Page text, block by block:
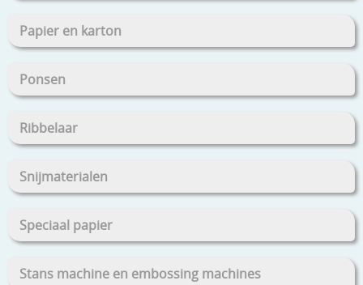
Papier en karton
Ponsen
Ribbelaar
Snijmaterialen
Speciaal papier
Stans machine en embossing machines